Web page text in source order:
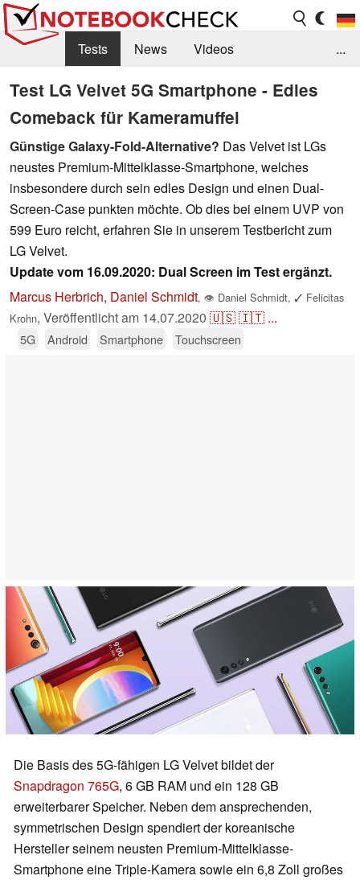
Tests News
Videos
Benchmarks & Tech
Externe Tests
Kaufberatung
Deals Suche
Forum
...
Test LG Velvet 5G Smartphone - Edles
Comeback für Kameramuffel
Günstige Galaxy-Fold-Alternative? Das Velvet ist LGs
neustes Premium-Mittelklasse-Smartphone, welches
insbesondere durch sein edles Design und einen Dual-
Screen-Case punkten möchte. Ob dies bei einem UVP von
599 Euro reicht, erfahren Sie in unserem Testbericht zum
LG Velvet.
Update vom 16.09.2020: Dual Screen im Test ergänzt.
Marcus Herbrich, Daniel Schmidt, 👁 Daniel Schmidt, ✓ Felicitas
Krohn, Veröffentlicht am 14.07.2020 🇺🇸🇮🇹 ...
5G Android Smartphone Touchscreen
Die Basis des 5G-fähigen LG Velvet bildet der
Snapdragon 765G, 6 GB RAM und ein 128 GB
erweiterbarer Speicher. Neben dem ansprechenden,
symmetrischen Design spendiert der koreanische
Hersteller seinem neusten Premium-Mittelklasse-
Smartphone eine Triple-Kamera sowie ein 6,8 Zoll großes